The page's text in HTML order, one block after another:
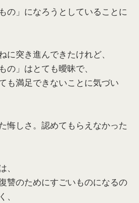
の」になろうとしていることに
に突き進んできたけれど、
の」はとても曖昧で、
も満足できないことに気づい
悔しさ。認めてもらえなかった
讐のためにすごいものになるの